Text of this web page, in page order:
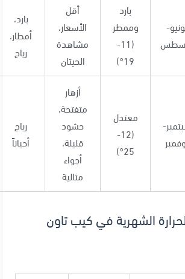
بارد
وممطر
(11-
19°)
أقل
الأسعار،
مشاهدة
الحيتان
بارد،
أمطار،
رياح
معتدل
(12-
25°)
أزهار
متفتحة،
حشود
قليلة،
أجواء
مثالية
رياح
أحياناً
الشهرية في كيب تاون